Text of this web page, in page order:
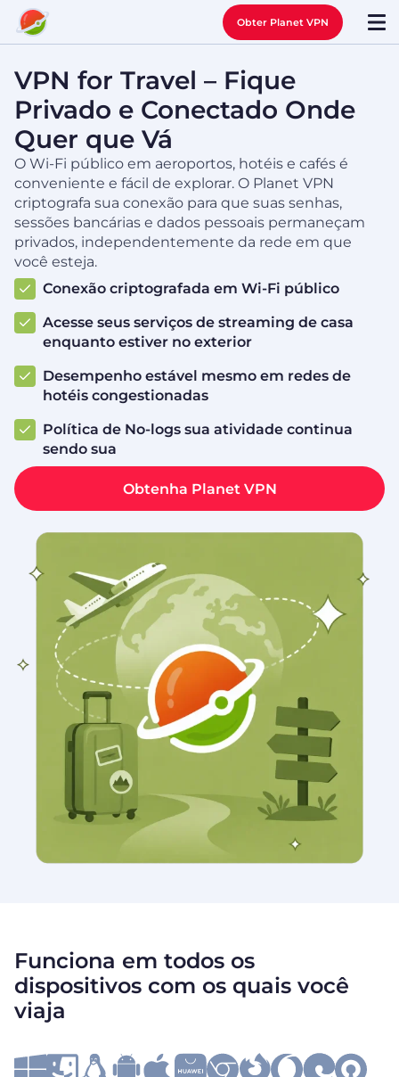
Obter Planet VPN
VPN for Travel – Fique
Privado e Conectado Onde
Quer que Vá
O Wi-Fi público em aeroportos, hotéis e cafés é
conveniente e fácil de explorar. O Planet VPN
criptografa sua conexão para que suas senhas,
sessões bancárias e dados pessoais permaneçam
privados, independentemente da rede em que
você esteja.
Conexão criptografada em Wi-Fi público
Acesse seus serviços de streaming de casa
enquanto estiver no exterior
Desempenho estável mesmo em redes de
hotéis congestionadas
Política de No-logs sua atividade continua
sendo sua
Obtenha Planet VPN
Funciona em todos os
dispositivos com os quais você
viaja